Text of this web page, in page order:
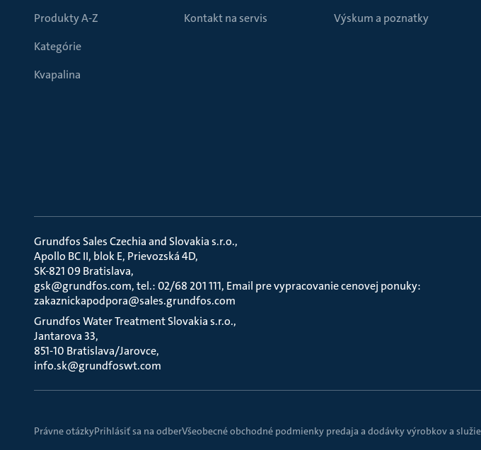
Produkty A-Z
Kategórie
Kvapalina
Kontakt na servis
Výskum a poznatky
Grundfos Sales Czechia and Slovakia s.r.o.
Apollo BC II, blok E, Prievozská 4D
SK-821 09 Bratislava
gsk@grundfos.com, tel.: 02/68 201 111, Email pre vypracovanie cenovej ponuky:
zakaznickapodpora@sales.grundfos.com
Grundfos Water Treatment Slovakia s.r.o.
Jantarova 33
851-10 Bratislava/Jarovce
info.sk@grundfoswt.com
Právne otázkyPrihlásiť sa na odberVšeobecné obchodné podmienky predaja a dodávky výrobkov a